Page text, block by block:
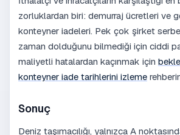
zorluklardan biri: demurraj ücretleri ve
konteyner iadeleri. Pek çok şirket
zaman dolduğunu bilmediği için ciddi
maliyetli hatalardan kaçınmak için
konteyner iade tarihlerini izleme
Sonuç
Deniz taşımacılığı, yalnızca A